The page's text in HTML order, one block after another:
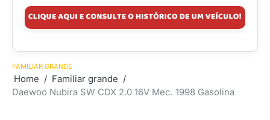
FAMILIAR GRANDE
Home
Familiar grande
Daewoo Nubira SW CDX 2.0 16V Mec. 1998 Gasolina